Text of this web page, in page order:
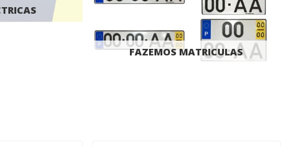
FAZEMOS MATRICULAS